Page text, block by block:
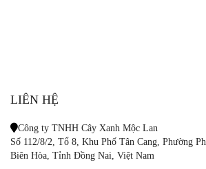
LIÊN HỆ
Công ty TNHH Cây Xanh Mộc Lan
Số 112/8/2, Tổ 8, Khu Phố Tân Cang, Phường
Biên Hòa, Tỉnh Đồng Nai, Việt Nam